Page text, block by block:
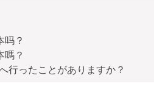
吗？
嗎？
行ったことがありますか？